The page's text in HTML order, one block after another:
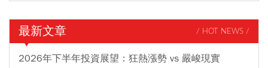
最新文章 / HOT NEWS /
2026年下半年投資展望：狂熱漲勢 vs 嚴峻現實